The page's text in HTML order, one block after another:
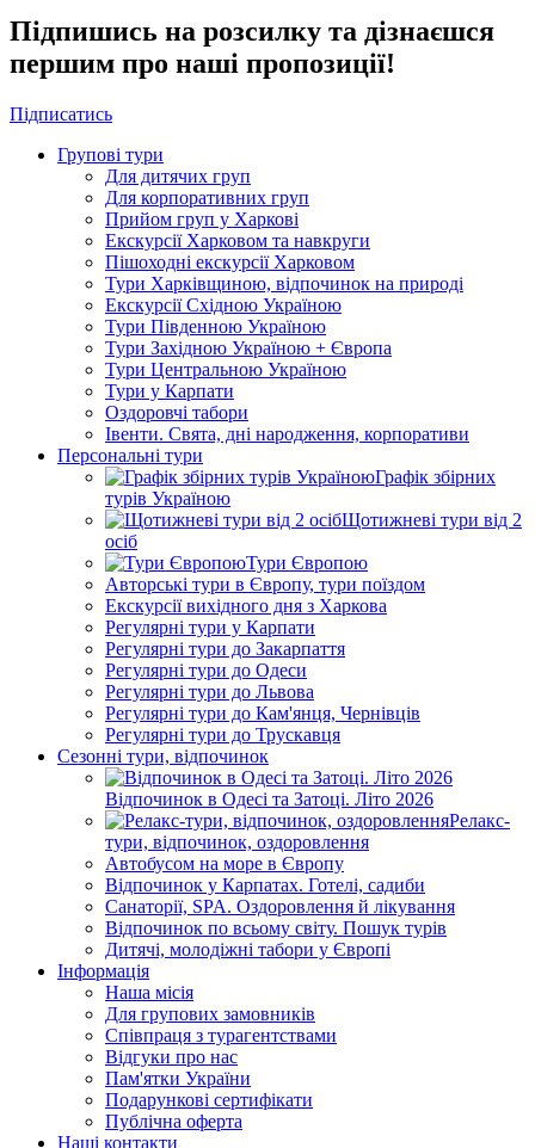
Підпишись на розсилку та дізнаєшся
першим про наші пропозиції!
Підписатись
Групові тури
Для дитячих груп
Для корпоративних груп
Прийом груп у Харкові
Екскурсії Харковом та навкруги
Пішоходні екскурсії Харковом
Тури Харківщиною, відпочинок на природі
Екскурсії Східною Україною
Тури Південною Україною
Тури Західною Україною + Європа
Тури Центральною Україною
Тури у Карпати
Оздоровчі табори
Івенти. Свята, дні народження, корпоративи
Персональні тури
Графік збірних
турів Україною
Щотижневі тури від 2
осіб
Тури Європою
Авторські тури в Європу, тури поїздом
Екскурсії вихідного дня з Харкова
Регулярні тури у Карпати
Регулярні тури до Закарпаття
Регулярні тури до Одеси
Регулярні тури до Львова
Регулярні тури до Кам'янця, Чернівців
Регулярні тури до Трускавця
Сезонні тури, відпочинок
Відпочинок в Одесі та Затоці. Літо 2026
Релакс-
тури, відпочинок, оздоровлення
Автобусом на море в Європу
Відпочинок у Карпатах. Готелі, садиби
Санаторії, SPA. Оздоровлення й лікування
Відпочинок по всьому світу. Пошук турів
Дитячі, молодіжні табори у Європі
Інформація
Наша місія
Для групових замовників
Співпраця з турагентствами
Відгуки про нас
Пам'ятки України
Подарункові сертифікати
Публічна оферта
Наші контакти